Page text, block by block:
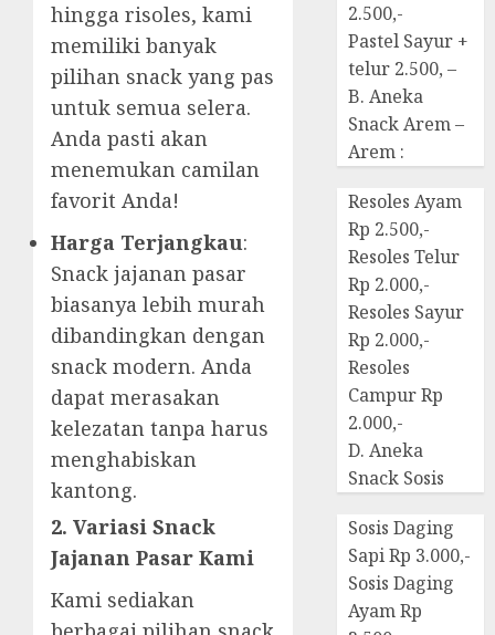
hingga risoles, kami
memiliki banyak
pilihan snack yang pas
untuk semua selera.
Anda pasti akan
menemukan camilan
favorit Anda!
Harga Terjangkau:
Snack jajanan pasar
biasanya lebih murah
dibandingkan dengan
snack modern. Anda
dapat merasakan
kelezatan tanpa harus
menghabiskan
kantong.
2. Variasi Snack
Jajanan Pasar Kami
Kami sediakan
2.500,-
Pastel Sayur +
telur 2.500, –
B. Aneka
Snack Arem –
Arem :
Resoles Ayam
Rp 2.500,-
Resoles Telur
Rp 2.000,-
Resoles Sayur
Rp 2.000,-
Resoles
Campur Rp
2.000,-
D. Aneka
Snack Sosis
Sosis Daging
Sapi Rp 3.000,-
Sosis Daging
Ayam Rp